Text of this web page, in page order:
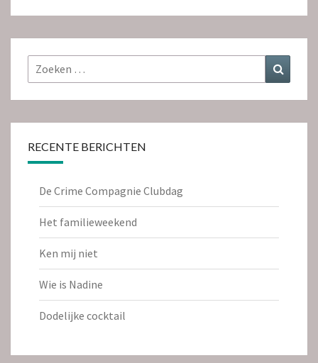
Zoeken
naar:
RECENTE BERICHTEN
De Crime Compagnie Clubdag
Het familieweekend
Ken mij niet
Wie is Nadine
Dodelijke cocktail